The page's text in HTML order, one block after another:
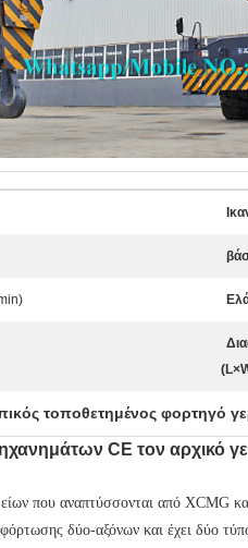
τοποθετημένος φορτηγό
CE τον αρχικό
που αναπτύσσονται από XCMG
φόρτωσης δύο-αξόνων και έχει δύο